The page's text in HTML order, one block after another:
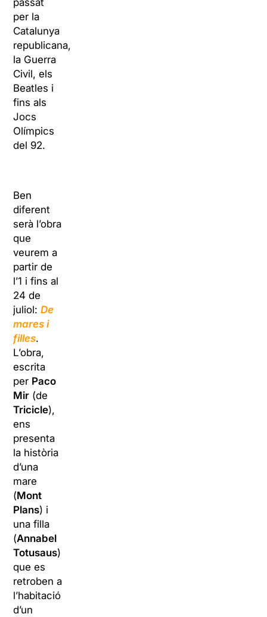
passat
per la
Catalunya
republicana,
la Guerra
Civil, els
Beatles i
fins als
Jocs
Olímpics
del 92.
Ben
diferent
serà l’obra
que
veurem a
partir de
l’1 i fins al
24 de
juliol:De
mares i
filles.
L’obra,
escrita
per Paco
Mir (de
Tricicle),
ens
presenta
la història
d’una
mare
(Mont
Plans) i
una filla
(Annabel
Totusaus)
que es
retroben a
l’habitació
d’un